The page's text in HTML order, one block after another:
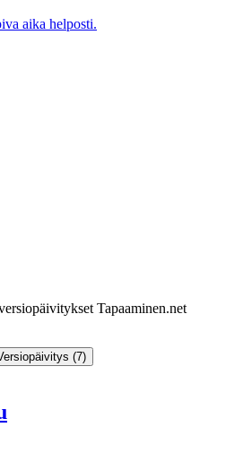
aika helposti.
Tapaaminen.net
(7)